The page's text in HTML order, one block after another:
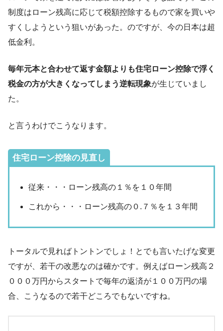
制度はローン残高に応じて税額控除するもので家を買いや
すくしようという狙いがあった。のですが、今の日本は超
低金利。
毎年元本と合わせて返す金額よりも住宅ローン控除で浮く
税金の方が大きくなってしまう逆転現象が生じていまし
た。
と言うわけでこうなります。
住宅ローン控除の見直し
従来・・・ローン残高の１％を１０年間
これから・・・ローン残高の０.７％を１３年間
トータルで見ればトントンでしょ！とでも言いたげな変更
ですが、若干の改悪なのは確かです。例えばローン残高２
０００万円からスタートで毎年の返済が１００万円の場
合、こうなるので若干どころでもないですね。